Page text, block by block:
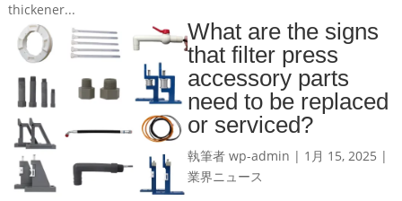
thickener...
What are the signs
that filter press
accessory parts
need to be replaced
or serviced?
執筆者 wp-admin | 1月 15, 2025 |
業界ニュース